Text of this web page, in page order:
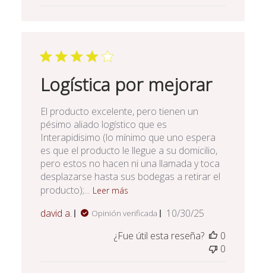
Logística por mejorar
El producto excelente, pero tienen un
pésimo aliado logístico que es
Interapidisimo (lo mínimo que uno espera
es que el producto le llegue a su domicilio,
pero estos no hacen ni una llamada y toca
desplazarse hasta sus bodegas a retirar el
producto);... Leer más
david a. Opinión verificada
Fecha
publicación
10/30/25
¿Fue útil esta reseña?
0
0